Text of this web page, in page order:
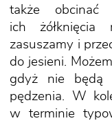
także obcinać
ich żółknięcia
zasuszamy i
do jesieni.
gdyż nie będą
pędzenia. W
w terminie